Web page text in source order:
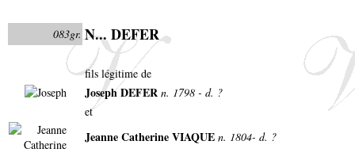
083gr. N... DEFER
fils légitime de
Joseph DEFER n. 1798 - d. ?
et
Jeanne Catherine VIAQUE n. 1804- d. ?